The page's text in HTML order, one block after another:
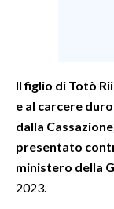
SPETTACOLI
Il figlio di Totò
e al carcere
dalla
presentato
ministero della
2023.